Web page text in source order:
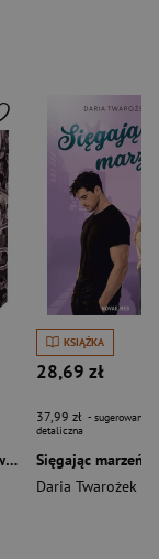
Krwawe igrzyska. Krwawe dziedzictwo. Tom 2
KSIĄŻKA
28,69 zł
37,99 zł - sugerowana
detaliczna
Sięgając marzeń.
Daria Twarożek